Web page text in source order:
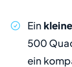
Ein
500
ein